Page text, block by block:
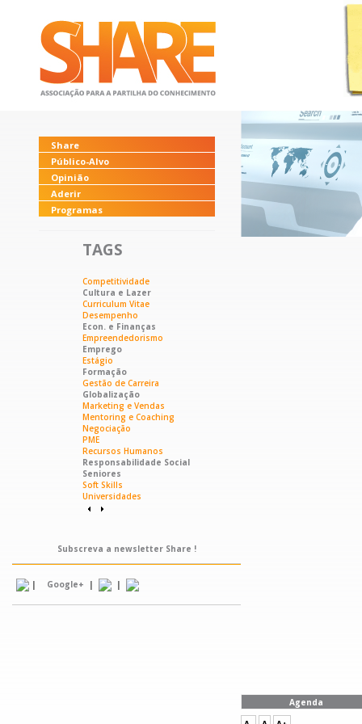
Share
Público-Alvo
Opinião
Aderir
Programas
TAGS
Competitividade
Cultura e Lazer
Curriculum Vitae
Desempenho
Econ. e Finanças
Empreendedorismo
Emprego
Estágio
Formação
Gestão de Carreira
Globalização
Marketing e Vendas
Mentoring e Coaching
Negociação
PME
Recursos Humanos
Responsabilidade Social
Seniores
Soft Skills
Universidades
Subscreva a newsletter Share !
| Google+ | |
Agenda